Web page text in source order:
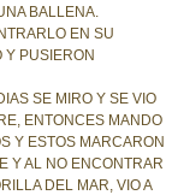
BALLENA.
EN SU
Y PUSIERON
SE MIRO Y SE VIO
ENTONCES MANDO
Y ESTOS MARCARON
Y AL NO ENCONTRAR
DEL MAR, VIO A